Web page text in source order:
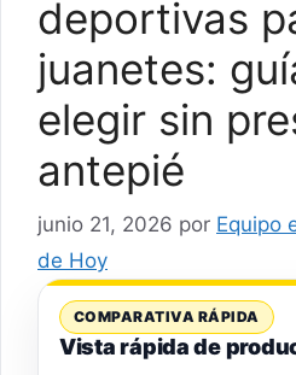
deportivas
juanetes:
elegir sin
antepié
junio 21, 2026 por Equipo
de Hoy
COMPARATIVA RÁPIDA
Vista rápida de